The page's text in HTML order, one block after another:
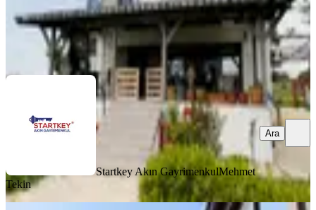
Startkey Akın GayrimenkulMehmet Tekin
Startkey Akın GayrimenkulMehmet
Tekin
Ara